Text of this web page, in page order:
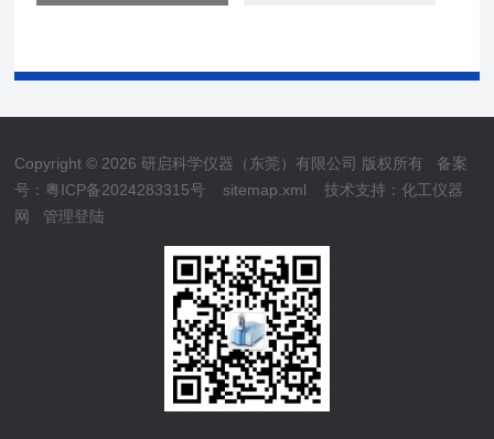
Copyright © 2026 研启科学仪器（东莞）有限公司 版权所有 备案
号：粤ICP备2024283315号
sitemap.xml 技术支持：化工仪器
网
管理登陆